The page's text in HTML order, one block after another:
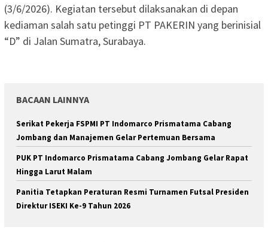
(3/6/2026). Kegiatan tersebut dilaksanakan di depan
kediaman salah satu petinggi PT PAKERIN yang berinisial
“D” di Jalan Sumatra, Surabaya.
BACAAN LAINNYA
Serikat Pekerja FSPMI PT Indomarco Prismatama Cabang
Jombang dan Manajemen Gelar Pertemuan Bersama
PUK PT Indomarco Prismatama Cabang Jombang Gelar Rapat
Hingga Larut Malam
Panitia Tetapkan Peraturan Resmi Turnamen Futsal Presiden
Direktur ISEKI Ke-9 Tahun 2026